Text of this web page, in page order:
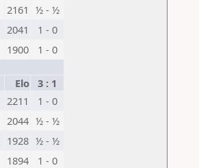
2161 ½ - ½
2041
1 - 0
1900
1 - 0
Elo 3 : 1
2211
1 - 0
2044 ½ - ½
1928 ½ - ½
1894
1 - 0